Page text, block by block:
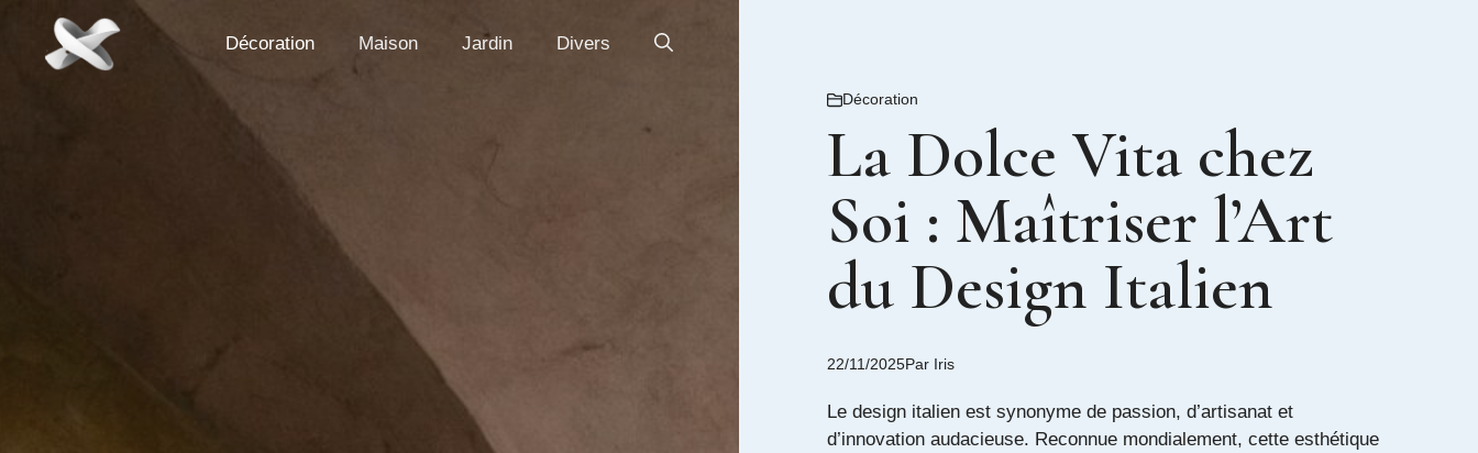
contenu
Décoration Maison Jardin Divers
Décoration
La Dolce Vita chez
Soi : Maîtriser l’Art
du Design Italien
22/11/2025Par Iris
Le design italien est synonyme de passion, d’artisanat et
d’innovation audacieuse. Reconnue mondialement, cette esthétique